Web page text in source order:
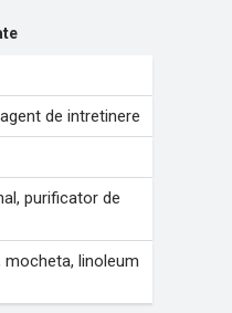
de intretinere
purificator de
mocheta, linoleum